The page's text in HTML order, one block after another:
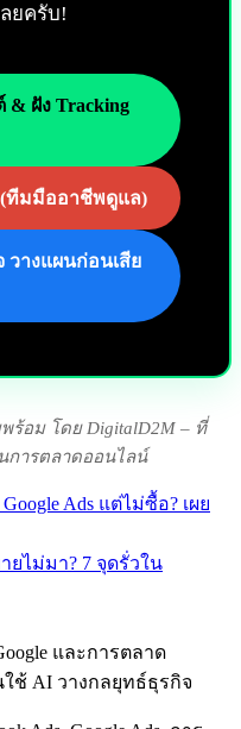
ยครับ!
& ฝัง Tracking
ทีมมืออาชีพดูแล)
วางแผนก่อนเสีย
ร้อม โดย DigitalD2M – ที่
การตลาดออนไลน์
Ads แต่ไม่ซื้อ? เผย
ยไม่มา? 7 จุดรั่วใน
และการตลาด
ช้ AI วางกลยุทธ์ธุรกิจ